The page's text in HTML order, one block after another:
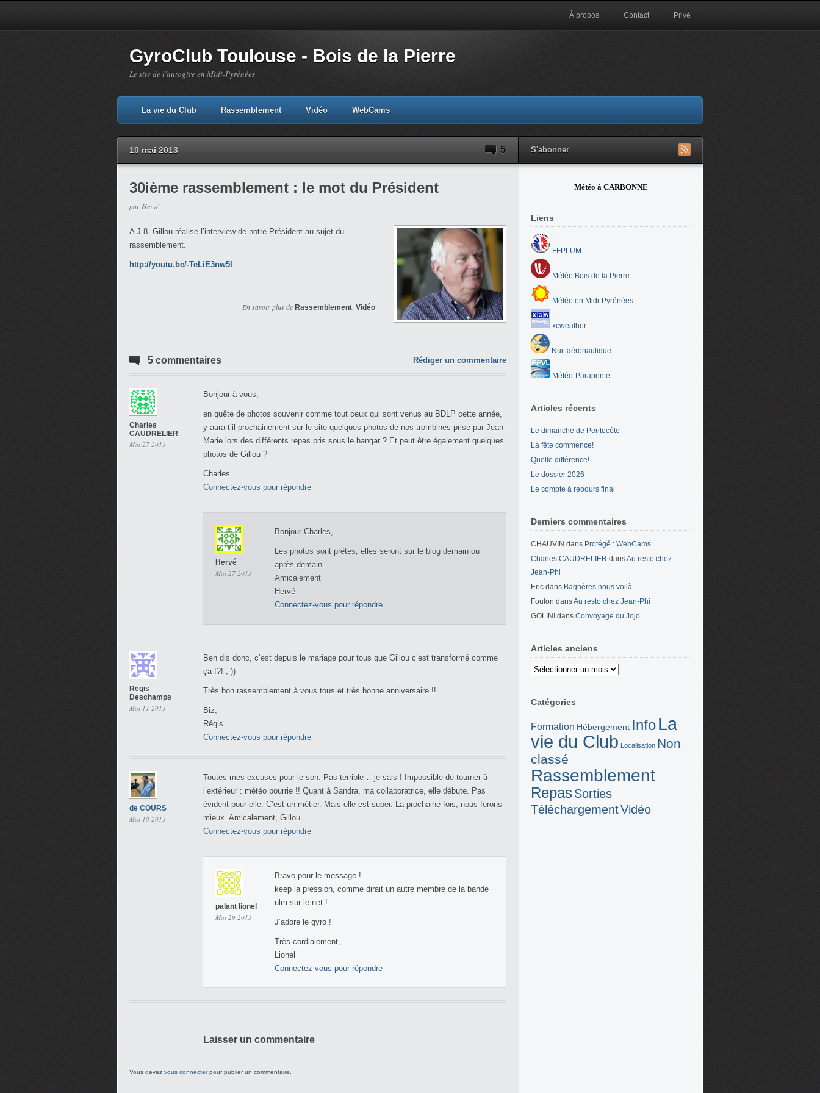
À propos Contact Privé
GyroClub Toulouse - Bois de la Pierre
Le site de l'autogire en Midi-Pyrénées
La vie du Club Rassemblement Vidéo WebCams
10 mai 2013 5 S'abonner
30ième rassemblement : le mot du Président
par Hervé
A J-8, Gillou réalise l’interview de notre Président au sujet du
rassemblement.
http://youtu.be/-TeLiE3nw5I
En savoir plus de Rassemblement Vidéo
5 commentaires Rédiger un commentaire
Charles
CAUDRELIER
Mai 27 2013
Bonjour à vous,
en quête de photos souvenir comme tout ceux qui sont venus au BDLP cette année,
y aura t’il prochainement sur le site quelques photos de nos trombines prise par Jean-
Marie lors des différents repas pris sous le hangar ? Et peut être également quelques
photos de Gillou ?
Charles.
Connectez-vous pour répondre
Hervé
Mai 27 2013
Bonjour Charles,
Les photos sont prêtes, elles seront sur le blog demain ou
après-demain.
Amicalement
Hervé
Connectez-vous pour répondre
Regis
Deschamps
Mai 11 2013
Ben dis donc, c’est depuis le mariage pour tous que Gillou c’est transformé comme
ça !?! ;-))
Très bon rassemblement à vous tous et très bonne anniversaire !!
Biz,
Régis
Connectez-vous pour répondre
de COURS
Mai 10 2013
Toutes mes excuses pour le son. Pas terrible… je sais ! Impossible de tourner à
l’extérieur : météo pourrie !! Quant à Sandra, ma collaboratrice, elle débute. Pas
évident pour elle. C’est un métier. Mais elle est super. La prochaine fois, nous ferons
mieux. Amicalement, Gillou
Connectez-vous pour répondre
palant lionel
Mai 29 2013
Bravo pour le message !
keep la pression, comme dirait un autre membre de la bande
ulm-sur-le-net !
J’adore le gyro !
Très cordialement,
Lionel
Connectez-vous pour répondre
Laisser un commentaire
Vous devez vous connecterpour publier un commentaire.
Météo à CARBONNE
Liens
FFPLUM
Météo Bois de la Pierre
Météo en Midi-Pyrénées
xcweather
Nuit aéronautique
Météo-Parapente
Articles récents
Le dimanche de Pentecôte
La fête commence!
Quelle différence!
Le dossier 2026
Le compte à rebours final
Derniers commentaires
CHAUVIN dans Protégé : WebCams
Charles CAUDRELIER dansAu resto chez
Jean-Phi
Eric dans Bagnères nous voilà…
Foulon dansAu resto chez Jean-Phi
GOLINI dans Convoyage du Jojo
Articles anciens
Articles
Catégories
Formation Hébergement InfoLa
vie du Club Localisation Non
classé
Rassemblement
Repas Sorties
TéléchargementVidéo